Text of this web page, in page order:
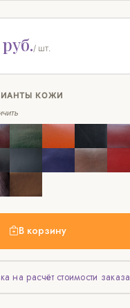
/ шт.
КОЖИ
В корзину
на расчёт стоимости заказа